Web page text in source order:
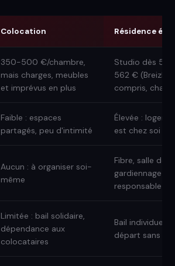
Colocation Résidence
350-500 €/chambre,
mais charges, meubles
et imprévus en plus
Studio dès
562 € (Breizh
compris,
Faible : espaces
partagés, peu d'intimité
Élevée :
est chez soi
Aucun : à organiser soi-
même
Fibre, salle de
gardiennage
responsable
Limitée : bail solidaire,
dépendance aux
colocataires
Bail individuel,
départ sans